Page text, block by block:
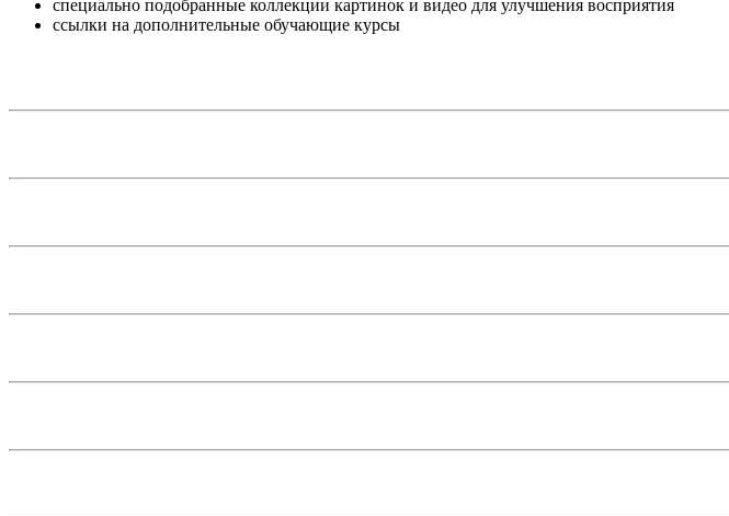
специально подобранные коллекции картинок и видео для улучшения восприятия
ссылки на дополнительные обучающие курсы